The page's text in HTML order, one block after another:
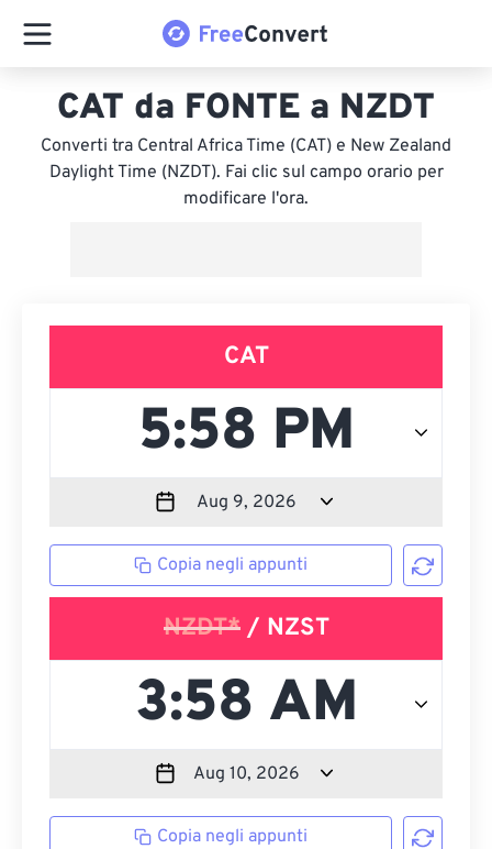
CAT da FONTE a NZDT
Converti tra Central Africa Time (CAT) e New Zealand
Daylight Time (NZDT). Fai clic sul campo orario per
modificare l'ora.
CAT
Copia negli appunti
NZDT*/ NZST
Copia negli appunti